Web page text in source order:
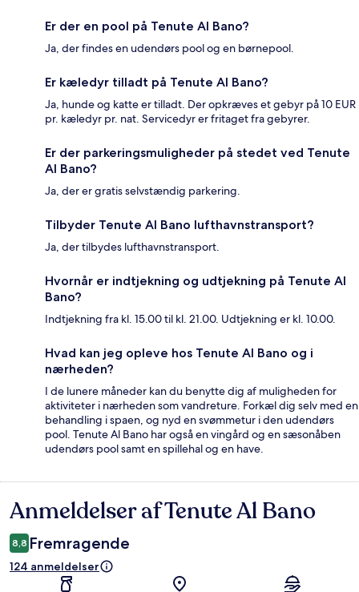
Er der en pool på Tenute Al Bano?
Ja, der findes en udendørs pool og en børnepool.
Er kæledyr tilladt på Tenute Al Bano?
Ja, hunde og katte er tilladt. Der opkræves et gebyr på 10 EUR
pr. kæledyr pr. nat. Servicedyr er fritaget fra gebyrer.
Er der parkeringsmuligheder på stedet ved Tenute
Al Bano?
Ja, der er gratis selvstændig parkering.
Tilbyder Tenute Al Bano lufthavnstransport?
Ja, der tilbydes lufthavnstransport.
Hvornår er indtjekning og udtjekning på Tenute Al
Bano?
Indtjekning fra kl. 15.00 til kl. 21.00. Udtjekning er kl. 10.00.
Hvad kan jeg opleve hos Tenute Al Bano og i
nærheden?
I de lunere måneder kan du benytte dig af muligheden for
aktiviteter i nærheden som vandreture. Forkæl dig selv med en
behandling i spaen, og nyd en svømmetur i den udendørs
pool. Tenute Al Bano har også en vingård og en sæsonåben
udendørs pool samt en spillehal og en have.
Anmeldelser
Anmeldelser af Tenute Al Bano
8,8 Fremragende
124 anmeldelser